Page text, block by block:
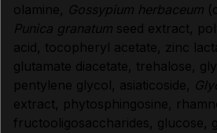
olamine, Gossypium herbaceum
Punica granatum seed extract,
acid, tocopheryl acetate, zinc
glutamate diacetate, trehalose,
pentylene glycol, asiaticoside,
extract, phytosphingosine,
fructooligosaccharides, glucose,